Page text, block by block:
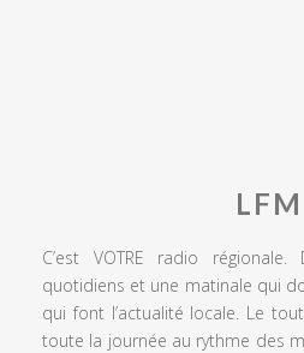
LFM
C’est VOTRE radio régionale.
quotidiens et une matinale qui
qui font l’actualité locale. Le
toute la journée au rythme des